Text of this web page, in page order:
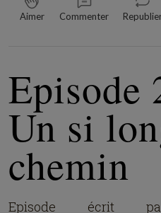
Aimer Commenter
Episode
Un si
chemin
Episode écrit